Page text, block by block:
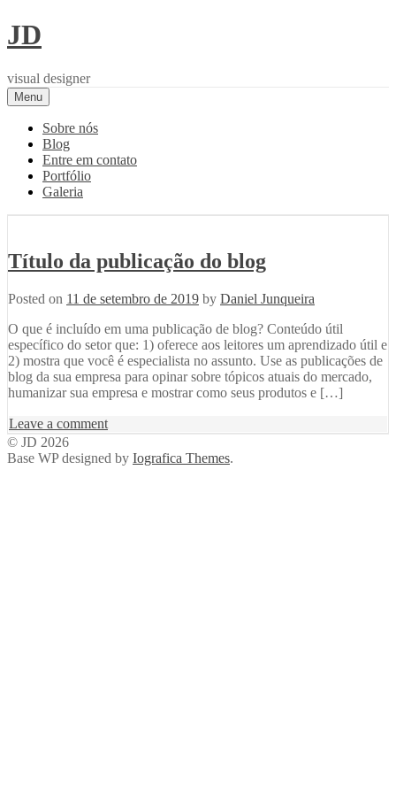
Skip
to
JD
visual designer
Menu
Sobre nós
Blog
Entre em contato
Portfólio
Galeria
Título da publicação do blog
Posted on 11 de setembro de 2019 by Daniel Junqueira
O que é incluído em uma publicação de blog? Conteúdo útil
específico do setor que: 1) oferece aos leitores um aprendizado útil e
2) mostra que você é especialista no assunto. Use as publicações de
blog da sua empresa para opinar sobre tópicos atuais do mercado,
humanizar sua empresa e mostrar como seus produtos e […]
Leave a commenton
Título
da
publicação
© JD 2026
Base WP designed by Iografica Themes.